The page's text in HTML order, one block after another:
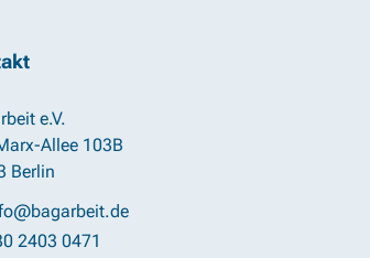
e.V.
Allee 103B
Berlin
2403 0471